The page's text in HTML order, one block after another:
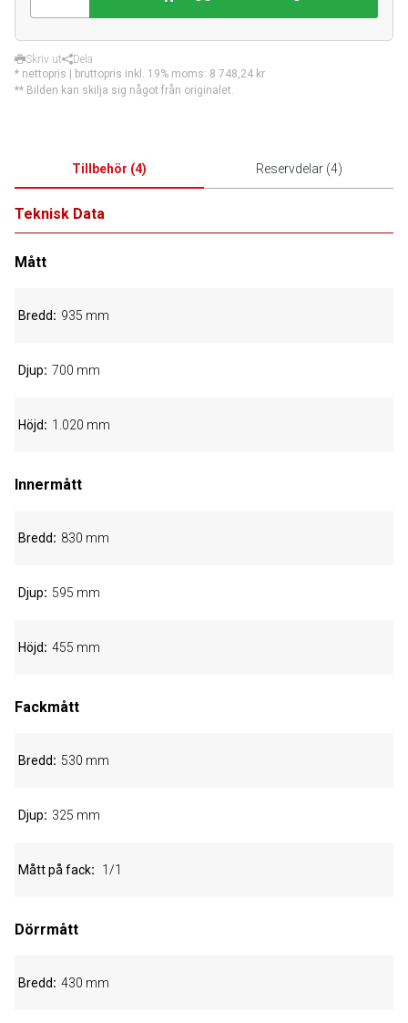
Skriv ut
Dela
* nettopris | bruttopris inkl. 19% moms: 8 748,24 kr
** Bilden kan skilja sig något från originalet.
Tillbehör (4) Reservdelar(4)
Teknisk Data
Mått
Bredd 935 mm
Djup 700 mm
Höjd 1.020 mm
Innermått
Bredd 830 mm
Djup 595 mm
Höjd 455 mm
Fackmått
Bredd 530 mm
Djup 325 mm
Mått på fack 1/1
Dörrmått
Bredd 430 mm